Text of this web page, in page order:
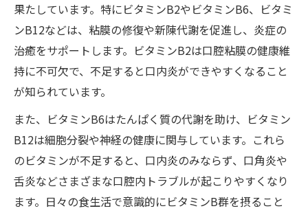
果たしています。特にビタミンB2やビタミンB6、ビタミ
ンB12などは、粘膜の修復や新陳代謝を促進し、炎症の
治癒をサポートします。ビタミンB2は口腔粘膜の健康維
持に不可欠で、不足すると口内炎ができやすくなること
が知られています。
また、ビタミンB6はたんぱく質の代謝を助け、ビタミン
B12は細胞分裂や神経の健康に関与しています。これら
のビタミンが不足すると、口内炎のみならず、口角炎や
舌炎などさまざまな口腔内トラブルが起こりやすくなり
ます。日々の食生活で意識的にビタミンB群を摂ること